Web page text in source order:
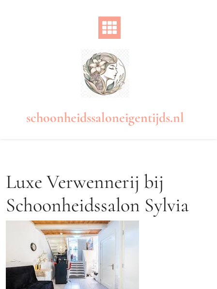
schoonheidssaloneigentijds.nl
Luxe Verwennerij bij
Schoonheidssalon Sylvia